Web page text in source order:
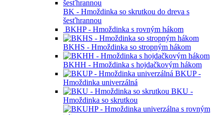
BFD - Skrutka pre strešné krytiny do dreveného
podkladu
BDW -
Kombinované závrtné skrutky
BKSM -
Natĺkacia hmoždinka
BKSM-K - Natĺkacia hmoždinka s golierom
BKA - Hmoždinky
Hmoždinka so skrutkou do dreva